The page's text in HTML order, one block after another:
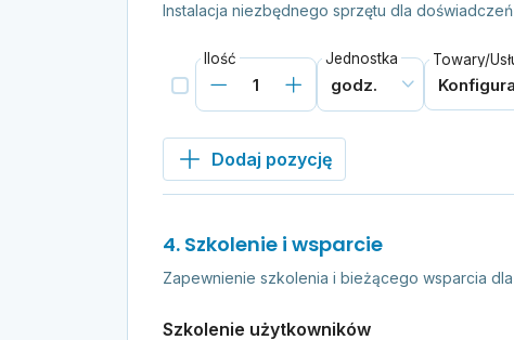
Instalacja niezbędnego sprzętu dla doświadczeń
Ilość Jednostka Towary/
Dodaj pozycję
4. Szkolenie i wsparcie
Zapewnienie szkolenia i bieżącego wsparcia dla
Szkolenie użytkowników